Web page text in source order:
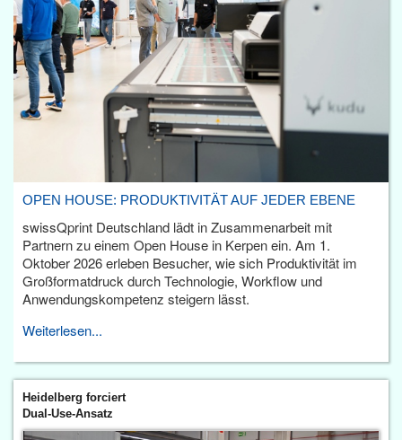
OPEN HOUSE: PRODUKTIVITÄT AUF JEDER EBENE
swissQprint Deutschland lädt in Zusammenarbeit mit
Partnern zu einem Open House in Kerpen ein. Am 1.
Oktober 2026 erleben Besucher, wie sich Produktivität im
Großformatdruck durch Technologie, Workflow und
Anwendungskompetenz steigern lässt.
Weiterlesen...
Heidelberg forciert
Dual-Use-Ansatz